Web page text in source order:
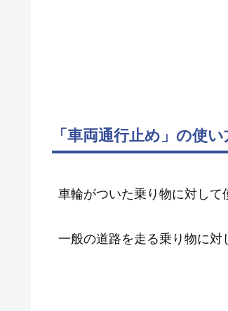
「車両通行止め」の使い
車輪がついた乗り物に対して
一般の道路を走る乗り物に対